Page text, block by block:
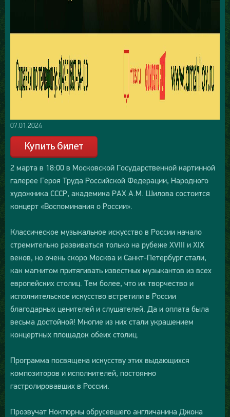
07.01.2024
2 марта в 18:00 в Московской Государственной картинной
галерее Героя Труда Российской Федерации, Народного
художника СССР, академика РАХ А.М. Шилова состоится
концерт «Воспоминания о России».
Классическое музыкальное искусство в России начало
стремительно развиваться только на рубеже XVIII и XIX
веков, но очень скоро Москва и Санкт-Петербург стали,
как магнитом притягивать известных музыкантов из всех
европейских столиц. Тем более, что их творчество и
исполнительское искусство встретили в России
благодарных ценителей и слушателей. Да и оплата была
весьма достойной! Многие из них стали украшением
концертных площадок обеих столиц.
Программа посвящена искусству этих выдающихся
композиторов и исполнителей, постоянно
гастролировавших в России.
Прозвучат Ноктюрны обрусевшего англичанина Джона